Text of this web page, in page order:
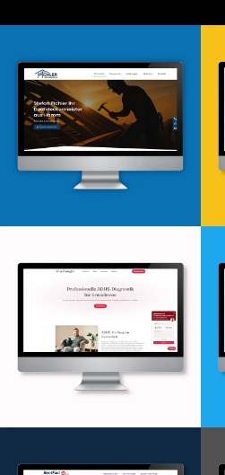
Webdesign & -entwicklung
Webdesign & -entwicklung